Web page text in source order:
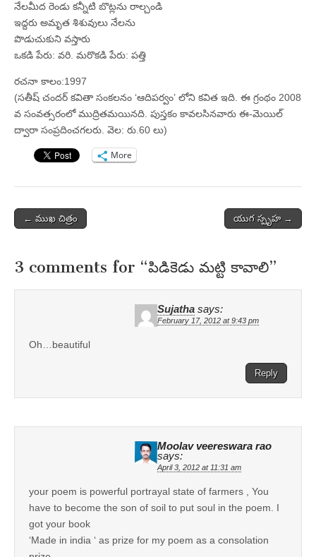
నేలమీద రెండు కన్నీటి బొట్లను రాల్చండి
ఇద్దరు అమృత శిశువులు నేలను
పొడుచుకుని వస్తారు
ఒకడి పేరు: వరి. మరొకడి పేరు: పత్తి
రచనా కాలం:1997
(సతీష్ చందర్ కవితా సంకలనం ‘ఆదిపర్వం’ లోని కవిత ఇది. ఈ గ్రంథం 2008
వ సంవత్సరంలో ముద్రితమయినది. పుస్తకం కావలసినవారు ఈ-మెయిల్
ద్వారా సంప్రదించగలరు. వెల: రు.60 లు)
More
Post
← ముఖ చిత్రం యుగ స్పృహ →
3 comments for “పిడికెడు మట్టి కావాలి”
Sujatha says:
February 17, 2012 at 9:43 pm
Oh…beautiful
Reply
Moolav veereswara rao
says:
April 3, 2012 at 11:31 am
your poem is powerful portrayal state of farmers , You
have to become the son of soil to put soul in the poem. I
got your book
‘Made in india ‘ as prize for my poem as a consolation